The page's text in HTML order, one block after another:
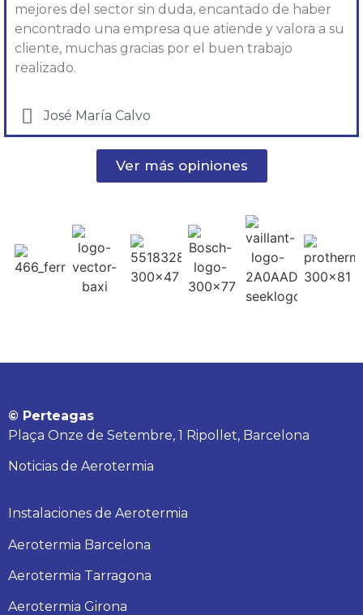
mejores del sector sin duda, encantado de haber
encontrado una empresa que atiende y valora a su
cliente, muchas gracias por el buen trabajo
realizado.
José María Calvo
Ver más opiniones
© Perteagas
Plaça Onze de Setembre, 1 Ripollet, Barcelona
Noticias de Aerotermia
Instalaciones de Aerotermia
Aerotermia Barcelona
Aerotermia Tarragona
Aerotermia Girona